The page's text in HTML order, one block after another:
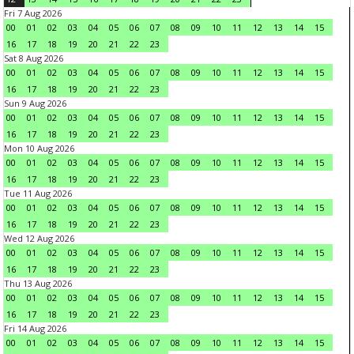
Fri 7 Aug 2026
00
01 02 03 04 05 06 07 08 09 10 11 12 13 14
15
16
17 18 19 20 21 22
23
Sat 8 Aug 2026
00
01 02 03 04 05 06 07 08 09 10 11 12 13 14
15
16
17 18 19 20 21 22
23
Sun 9 Aug 2026
00
01 02 03 04 05 06 07 08 09 10 11 12 13 14
15
16
17 18 19 20 21 22
23
Mon 10 Aug 2026
00
01 02 03 04 05 06 07 08 09 10 11 12 13 14
15
16
17 18 19 20 21 22
23
Tue 11 Aug 2026
00
01 02 03 04 05 06 07 08 09 10 11 12 13 14
15
16
17 18 19 20 21 22
23
Wed 12 Aug 2026
00
01 02 03 04 05 06 07 08 09 10 11 12 13 14
15
16
17 18 19 20 21 22
23
Thu 13 Aug 2026
00
01 02 03 04 05 06 07 08 09 10 11 12 13 14
15
16
17 18 19 20 21 22
23
Fri 14 Aug 2026
00
01 02 03 04 05 06 07 08 09 10 11 12 13 14
15